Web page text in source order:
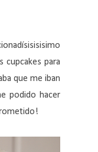
cupcakes para
que me iban
podido hacer